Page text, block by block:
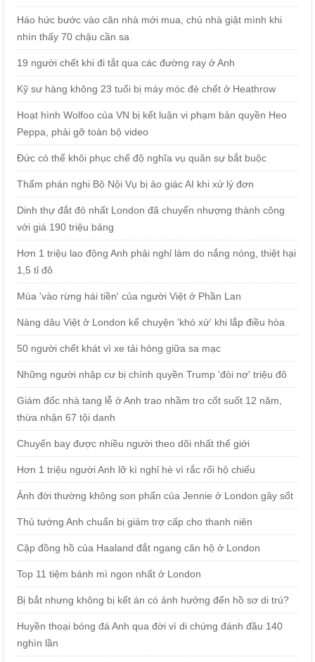
Háo hức bước vào căn nhà mới mua, chủ nhà giật mình khi
nhìn thấy 70 chậu cần sa
19 người chết khi đi tắt qua các đường ray ở Anh
Kỹ sư hàng không 23 tuổi bị máy móc đè chết ở Heathrow
Hoạt hình Wolfoo của VN bị kết luận vi phạm bản quyền Heo
Peppa, phải gỡ toàn bộ video
Đức có thể khôi phục chế độ nghĩa vụ quân sự bắt buộc
Thẩm phán nghi Bộ Nội Vụ bị ảo giác AI khi xử lý đơn
Dinh thự đắt đỏ nhất London đã chuyển nhượng thành công
với giá 190 triệu bảng
Hơn 1 triệu lao động Anh phải nghỉ làm do nắng nóng, thiệt hại
1,5 tỉ đô
Mùa 'vào rừng hái tiền' của người Việt ở Phần Lan
Nàng dâu Việt ở London kể chuyện 'khó xử' khi lắp điều hòa
50 người chết khát vì xe tải hỏng giữa sa mạc
Những người nhập cư bị chính quyền Trump 'đòi nợ' triệu đô
Giám đốc nhà tang lễ ở Anh trao nhầm tro cốt suốt 12 năm,
thừa nhận 67 tội danh
Chuyến bay được nhiều người theo dõi nhất thế giới
Hơn 1 triệu người Anh lỡ kì nghỉ hè vì rắc rối hộ chiếu
Ảnh đời thường không son phấn của Jennie ở London gây sốt
Thủ tướng Anh chuẩn bị giảm trợ cấp cho thanh niên
Cặp đồng hồ của Haaland đắt ngang căn hộ ở London
Top 11 tiệm bánh mì ngon nhất ở London
Bị bắt nhưng không bị kết án có ảnh hưởng đến hồ sơ di trú?
Huyền thoại bóng đá Anh qua đời vì di chứng đánh đầu 140
nghìn lần